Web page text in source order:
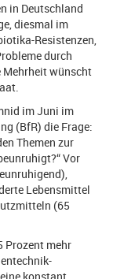
in Deutschland
diesmal im
Resistenzen,
durch
Mehrheit wünscht
im Juni im
(BfR) die Frage:
Themen zur
Vor
Lebensmittel
(65
Prozent mehr